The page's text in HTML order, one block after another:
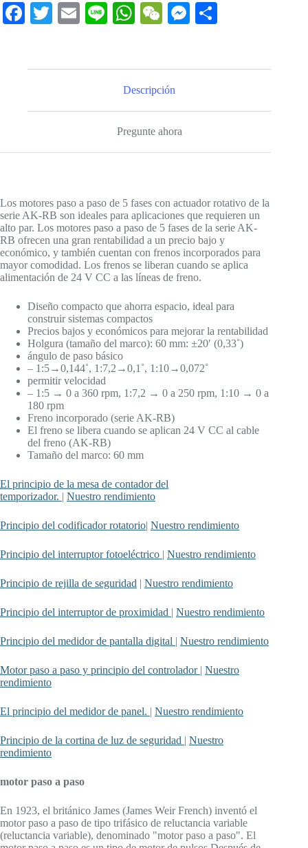
Fa T
E
Li
W
pp
W
ha
t
M
Descripción
Pregunte ahora
Los motores paso a paso de 5 fases con actuador rotativo de la
serie AK-RB son ideales para aplicaciones que requieren un
alto par. Los motores paso a paso de 5 fases de la serie AK-
RB ofrecen una gran rentabilidad a un precio bajo y
económico, y también cuentan con frenos incorporados para
mayor comodidad. Los frenos se liberan cuando se aplica
alimentación de 24 V CC a las líneas de freno.
Diseño compacto que ahorra espacio, ideal para
construir sistemas compactos
Precios bajos y económicos para mejorar la rentabilidad
Holgura (tamaño del marco): 60 mm: ±20′ (0,33˚)
ángulo de paso básico
– 1:5→0,144˚, 1:7,2→0,1˚, 1:10→0,072˚
permitir velocidad
– 1:5 → 0 a 360 rpm, 1:7,2 → 0 a 250 rpm, 1:10 → 0 a
180 rpm
Freno incorporado (serie AK-RB)
El freno se libera cuando se aplican 24 V CC al cable
del freno (AK-RB)
Tamaño del marco: 60 mm
El principio de la mesa de contador del
temporizador. | Nuestro rendimiento
Principio del codificador rotatorio| Nuestro rendimiento
Principio del interruptor fotoeléctrico | Nuestro rendimiento
Principio de rejilla de seguridad | Nuestro rendimiento
Principio del interruptor de proximidad | Nuestro rendimiento
Principio del medidor de pantalla digital | Nuestro rendimiento
Motor paso a paso y principio del controlador | Nuestro
rendimiento
El principio del medidor de panel. | Nuestro rendimiento
Principio de la cortina de luz de seguridad | Nuestro
rendimiento
motor paso a paso
En 1923, el británico James (James Weir French) inventó el
motor paso a paso de tipo trifásico de reluctancia variable
(reluctancia variable), denominado "motor paso a paso". El